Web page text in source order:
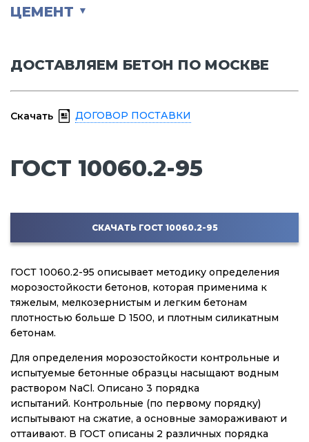
ЦЕМЕНТ ▼
ДОСТАВЛЯЕМ БЕТОН ПО МОСКВЕ
Скачать ДОГОВОР ПОСТАВКИ
ГОСТ 10060.2-95
СКАЧАТЬ ГОСТ 10060.2-95
ГОСТ 10060.2-95 описывает методику определения
морозостойкости бетонов, которая применима к
тяжелым, мелкозернистым и легким бетонам
плотностью больше D 1500, и плотным силикатным
бетонам.
Для определения морозостойкости контрольные и
испытуемые бетонные образцы насыщают водным
раствором NaCl. Описано 3 порядка
испытаний. Контрольные (по первому порядку)
испытывают на сжатие, а основные замораживают и
оттаивают. В ГОСТ описаны 2 различных порядка